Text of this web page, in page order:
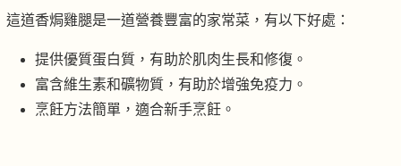
這道香焗雞腿是一道營養豐富的家常菜，有以下好處：
提供優質蛋白質，有助於肌肉生長和修復。
富含維生素和礦物質，有助於增強免疫力。
烹飪方法簡單，適合新手烹飪。